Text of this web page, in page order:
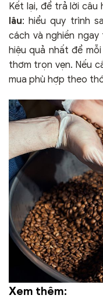
Kết lại, để trả lời câu
lâu: hiểu quy trình
cách và nghiền
hiệu quả nhất để
thơm trọn vẹn. Nếu
mua phù hợp theo
Xem thêm: